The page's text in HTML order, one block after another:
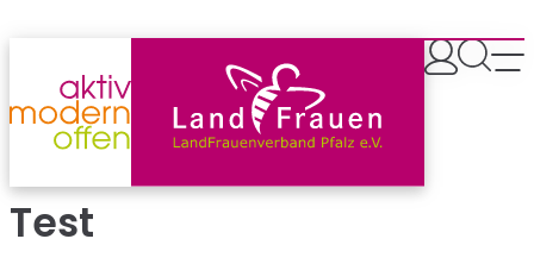
springen
Test